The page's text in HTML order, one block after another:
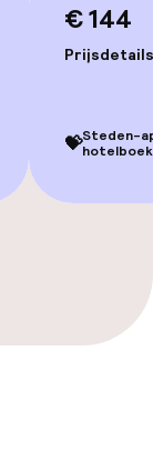
feesten
€ 144
Prijsdetails
💝Steden-